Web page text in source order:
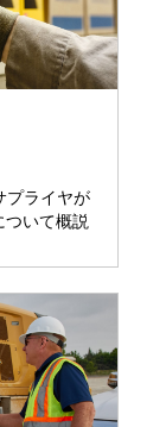
ライヤが
ついて概説